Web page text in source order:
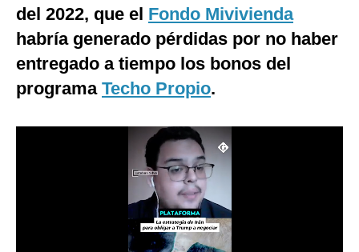
Internacional
Tecnología
Club del Suscriptor
del 2022, que el Fondo Mivivienda
habría generado pérdidas por no haber
entregado a tiempo los bonos del
programa Techo Propio.